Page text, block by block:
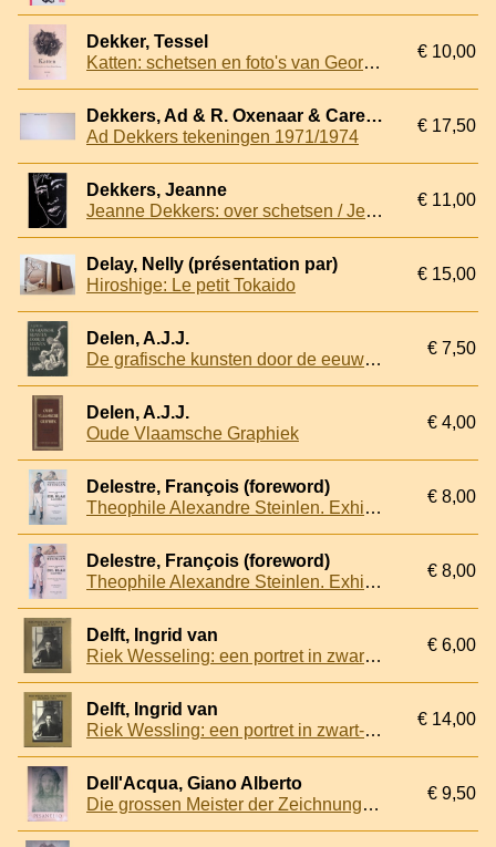
Dekker, Tessel
Katten: schetsen en foto's van George Hendrik Breitner
€ 10,00
Dekkers, Ad & R. Oxenaar & Carel Blotkamp
Ad Dekkers tekeningen 1971/1974
€ 17,50
Dekkers, Jeanne
Jeanne Dekkers: over schetsen / Jeanne Dekkers: about sketching *SIGNED*
€ 11,00
Delay, Nelly (présentation par)
Hiroshige: Le petit Tokaido
€ 15,00
Delen, A.J.J.
De grafische kunsten door de eeuwen heen
€ 7,50
Delen, A.J.J.
Oude Vlaamsche Graphiek
€ 4,00
Delestre, François (foreword)
Theophile Alexandre Steinlen. Exhibition of 20 drawings for Gil Blas Illustré
€ 8,00
Delestre, François (foreword)
Theophile Alexandre Steinlen. Exhibition of 20 drawings for Gil Blas Illustré
€ 8,00
Delft, Ingrid van
Riek Wesseling: een portret in zwart-wit
€ 6,00
Delft, Ingrid van
Riek Wessling: een portret in zwart-wit
€ 14,00
Dell'Acqua, Giano Alberto
Die grossen Meister der Zeichnung: Pisanello
€ 9,50